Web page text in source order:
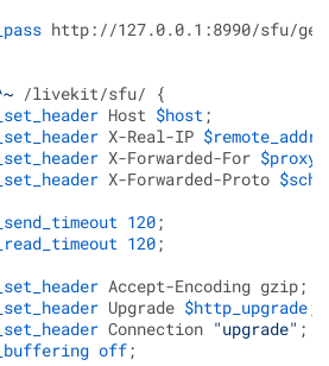
http://127.0.0.1:8990/sfu/
/livekit/sfu/ {
Host $host;
X-Real-IP $remote_addr
X-Forwarded-For
X-Forwarded-Proto
120;
120;
Accept-Encoding gzip;
Upgrade $http_upgrade;
Connection "upgrade" ;
off;